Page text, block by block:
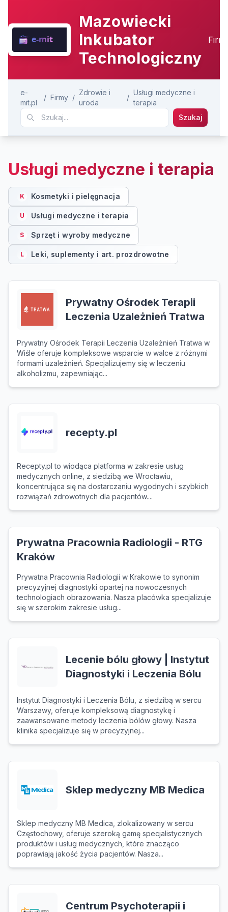
Mazowiecki
Inkubator
Technologiczny
e-
mit.pl
/ Firmy /
Zdrowie i
uroda
/
Usługi medyczne i
terapia
Szukaj
Usługi medyczne i terapia
K Kosmetyki i pielęgnacja
U Usługi medyczne i terapia
S Sprzęt i wyroby medyczne
L Leki, suplementy i art. prozdrowotne
Prywatny Ośrodek Terapii
Leczenia Uzależnień Tratwa
Prywatny Ośrodek Terapii Leczenia Uzależnień Tratwa w
Wiśle oferuje kompleksowe wsparcie w walce z różnymi
formami uzależnień. Specjalizujemy się w leczeniu
alkoholizmu, zapewniając...
recepty.pl
Recepty.pl to wiodąca platforma w zakresie usług
medycznych online, z siedzibą we Wrocławiu,
koncentrująca się na dostarczaniu wygodnych i szybkich
rozwiązań zdrowotnych dla pacjentów....
Prywatna Pracownia Radiologii - RTG
Kraków
Prywatna Pracownia Radiologii w Krakowie to synonim
precyzyjnej diagnostyki opartej na nowoczesnych
technologiach obrazowania. Nasza placówka specjalizuje
się w szerokim zakresie usług...
Lecenie bólu głowy | Instytut
Diagnostyki i Leczenia Bólu
Instytut Diagnostyki i Leczenia Bólu, z siedzibą w sercu
Warszawy, oferuje kompleksową diagnostykę i
zaawansowane metody leczenia bólów głowy. Nasza
klinika specjalizuje się w precyzyjnej...
Sklep medyczny MB Medica
Sklep medyczny MB Medica, zlokalizowany w sercu
Częstochowy, oferuje szeroką gamę specjalistycznych
produktów i usług medycznych, które znacząco
poprawiają jakość życia pacjentów. Nasza...
Centrum Psychoterapii i